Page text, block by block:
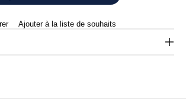
Ajouter à la liste de souhaits